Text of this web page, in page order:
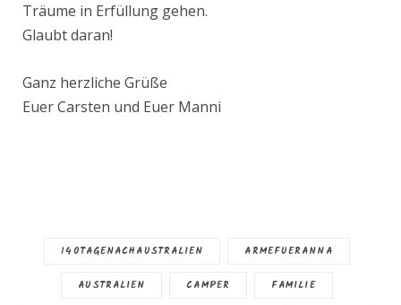
Träume in Erfüllung gehen.
Glaubt daran!
Ganz herzliche Grüße
Euer Carsten und Euer Manni
140TAGENACHAUSTRALIEN ARMEFUERANNA
AUSTRALIEN CAMPER FAMILIE